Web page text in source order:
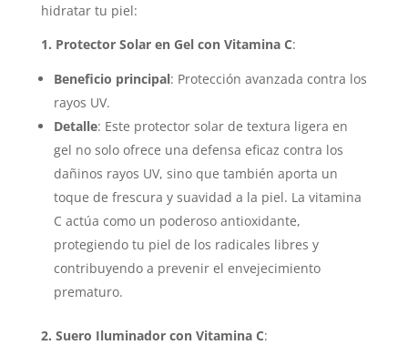
hidratar tu piel:
1. Protector Solar en Gel con Vitamina C:
Beneficio principal: Protección avanzada contra los
rayos UV.
Detalle: Este protector solar de textura ligera en
gel no solo ofrece una defensa eficaz contra los
dañinos rayos UV, sino que también aporta un
toque de frescura y suavidad a la piel. La vitamina
C actúa como un poderoso antioxidante,
protegiendo tu piel de los radicales libres y
contribuyendo a prevenir el envejecimiento
prematuro.
2. Suero Iluminador con Vitamina C: